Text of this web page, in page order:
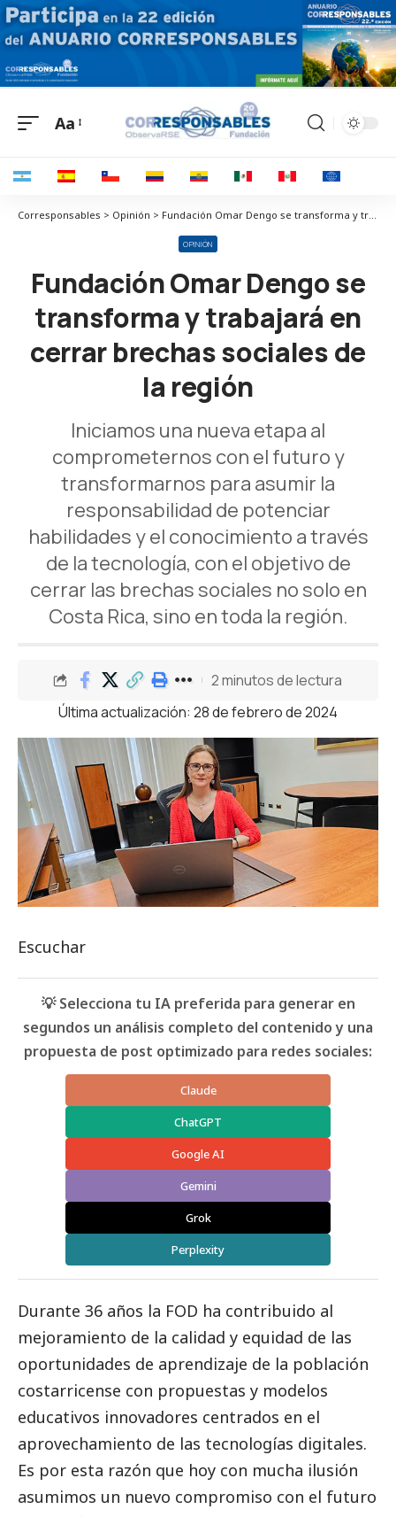
Aa
Corresponsables > Opinión > Fundación Omar Dengo se transforma y trabajará en cerrar brechas sociales de la región
OPINIÓN
Fundación Omar Dengo se
transforma y trabajará en
cerrar brechas sociales de
la región
Iniciamos una nueva etapa al
comprometernos con el futuro y
transformarnos para asumir la
responsabilidad de potenciar
habilidades y el conocimiento a través
de la tecnología, con el objetivo de
cerrar las brechas sociales no solo en
Costa Rica, sino en toda la región.
Última actualización: 28 de febrero de 2024
2 minutos de lectura
Escuchar
💡 Selecciona tu IA preferida para generar en
segundos un análisis completo del contenido y una
propuesta de post optimizado para redes sociales:
Claude
ChatGPT
Google AI
Gemini
Grok
Perplexity
Durante 36 años la FOD ha contribuido al
mejoramiento de la calidad y equidad de las
oportunidades de aprendizaje de la población
costarricense con propuestas y modelos
educativos innovadores centrados en el
aprovechamiento de las tecnologías digitales.
Es por esta razón que hoy con mucha ilusión
asumimos un nuevo compromiso con el futuro